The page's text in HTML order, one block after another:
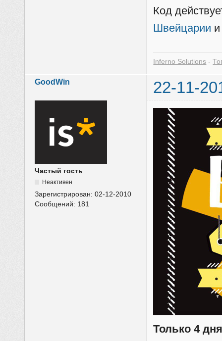
Код
Швейцарии
Inferno Solutions -
GoodWin 22-11-
Частый гость
Неактивен
Зарегистрирован:02-12-2010
Сообщений: 181
Только 4